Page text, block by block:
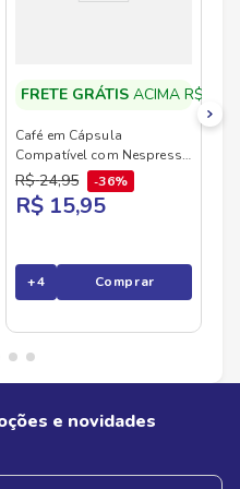
seja para começar o
FRETE GRÁTIS ACIMA
Café em Cápsula
Compatível com Nespresso
Nescafé Farmers Origins
Índia 10 Cápsulas
R$ 24,95 36%
R$ 15,95
+4 Comprar
e novidades